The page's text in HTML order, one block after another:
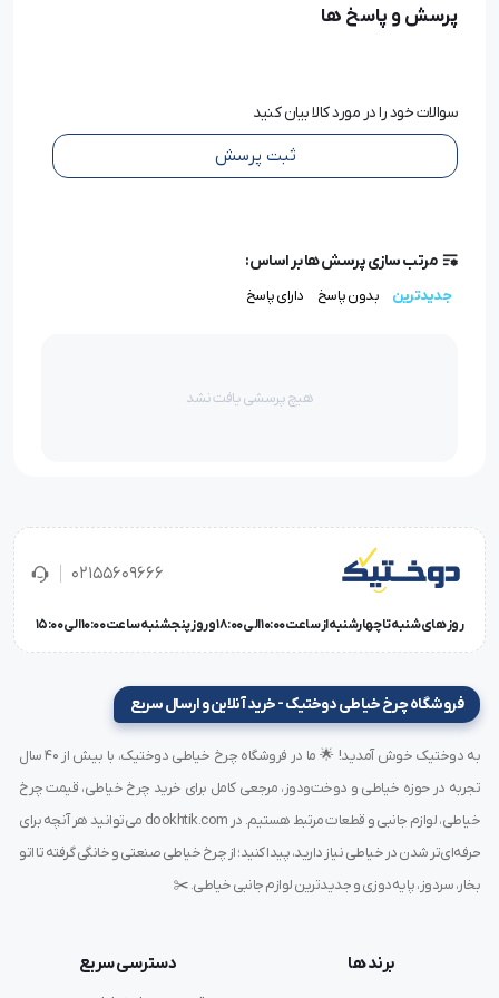
1. تیغه‌های تیز و بادوام
از جنس فولاد باکیفیت ساخته
2. طراحی ارگونومیک
استفاده طولانی‌مدت، دست شما خسته نشود.
چرت زن انبری وزن کمی دارد و به‌راحتی درکارگاه‌های خیاطییا
استفاده خانگیقابل استفاده است.
4. کاربرد چندمنظوره
این ابزار نه تنها برای ایجاد چرت، بلکه برای برش‌های کوچک و
ظریف در پارچه‌های مختلف کاربرد دارد.
کاربردهای چرت زن انبری
برش‌های کوچک و ظریف در پارچه‌های حساس
کاربرد در خیاطی صنعتی و خانگی
پرسش و پاسخ ها
سوالات خود را در مورد کالا بیان کنید
ثبت پرسش
مرتب سازی پرسش ها بر اساس:
جدیدترین بدون پاسخ دارای پاسخ
هیچ پرسشی یافت نشد
02155609666
روز های شنبه تا چهارشنبه از ساعت 10:00 الی 18:00 و روز پنجشنبه ساعت 10:00 الی 15:00
فروشگاه چرخ خیاطی دوختیک - خرید آنلاین و ارسال سریع
به دوختیک خوش آمدید! 🌟 ما در فروشگاه چرخ خیاطی دوختیک، با بیش از ۴۰ سال
تجربه در حوزه خیاطی و دوخت‌ودوز، مرجعی کامل برای خرید چرخ خیاطی، قیمت چرخ
خیاطی، لوازم جانبی و قطعات مرتبط هستیم. در dookhtik.com می‌توانید هر آنچه برای
حرفه‌ای‌تر شدن در خیاطی نیاز دارید، پیدا کنید؛ از چرخ خیاطی صنعتی و خانگی گرفته تا اتو
بخار، سردوز، پایه‌دوزی و جدیدترین لوازم جانبی خیاطی. ✂️
برند ها
دسترسی سریع